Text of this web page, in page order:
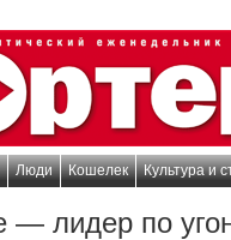
Люди Кошелек Культура и
— лидер по